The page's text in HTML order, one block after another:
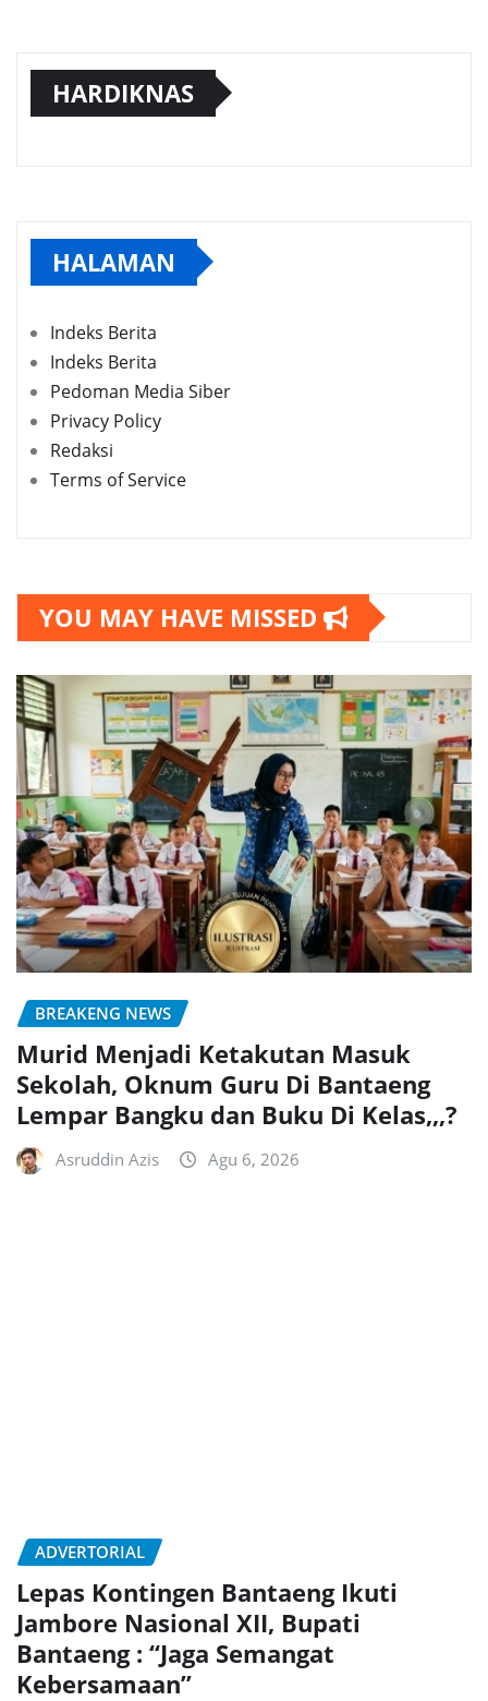
HARDIKNAS
HALAMAN
Indeks Berita
Indeks Berita
Pedoman Media Siber
Privacy Policy
Redaksi
Terms of Service
YOU MAY HAVE MISSED
BREAKENG NEWS
Murid Menjadi Ketakutan Masuk
Sekolah, Oknum Guru Di Bantaeng
Lempar Bangku dan Buku Di Kelas,,,?
Asruddin Azis Agu 6, 2026
ADVERTORIAL
Lepas Kontingen Bantaeng Ikuti
Jambore Nasional XII, Bupati
Bantaeng : “Jaga Semangat
Kebersamaan”